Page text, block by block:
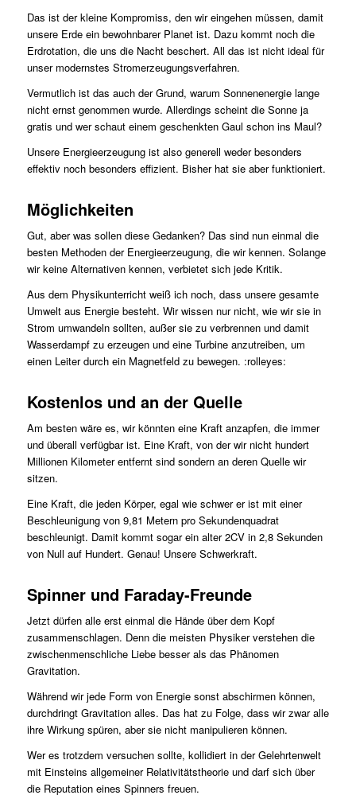
Das ist der kleine Kompromiss, den wir eingehen müssen, damit
unsere Erde ein bewohnbarer Planet ist. Dazu kommt noch die
Erdrotation, die uns die Nacht beschert. All das ist nicht ideal für
unser modernstes Stromerzeugungsverfahren.
Vermutlich ist das auch der Grund, warum Sonnenenergie lange
nicht ernst genommen wurde. Allerdings scheint die Sonne ja
gratis und wer schaut einem geschenkten Gaul schon ins Maul?
Unsere Energieerzeugung ist also generell weder besonders
effektiv noch besonders effizient. Bisher hat sie aber funktioniert.
Möglichkeiten
Gut, aber was sollen diese Gedanken? Das sind nun einmal die
besten Methoden der Energieerzeugung, die wir kennen. Solange
wir keine Alternativen kennen, verbietet sich jede Kritik.
Aus dem Physikunterricht weiß ich noch, dass unsere gesamte
Umwelt aus Energie besteht. Wir wissen nur nicht, wie wir sie in
Strom umwandeln sollten, außer sie zu verbrennen und damit
Wasserdampf zu erzeugen und eine Turbine anzutreiben, um
einen Leiter durch ein Magnetfeld zu bewegen. :rolleyes:
Kostenlos und an der Quelle
Am besten wäre es, wir könnten eine Kraft anzapfen, die immer
und überall verfügbar ist. Eine Kraft, von der wir nicht hundert
Millionen Kilometer entfernt sind sondern an deren Quelle wir
sitzen.
Eine Kraft, die jeden Körper, egal wie schwer er ist mit einer
Beschleunigung von 9,81 Metern pro Sekundenquadrat
beschleunigt. Damit kommt sogar ein alter 2CV in 2,8 Sekunden
von Null auf Hundert. Genau! Unsere Schwerkraft.
Spinner und Faraday-Freunde
Jetzt dürfen alle erst einmal die Hände über dem Kopf
zusammenschlagen. Denn die meisten Physiker verstehen die
zwischenmenschliche Liebe besser als das Phänomen
Gravitation.
Während wir jede Form von Energie sonst abschirmen können,
durchdringt Gravitation alles. Das hat zu Folge, dass wir zwar alle
ihre Wirkung spüren, aber sie nicht manipulieren können.
Wer es trotzdem versuchen sollte, kollidiert in der Gelehrtenwelt
mit Einsteins allgemeiner Relativitätstheorie und darf sich über
die Reputation eines Spinners freuen.